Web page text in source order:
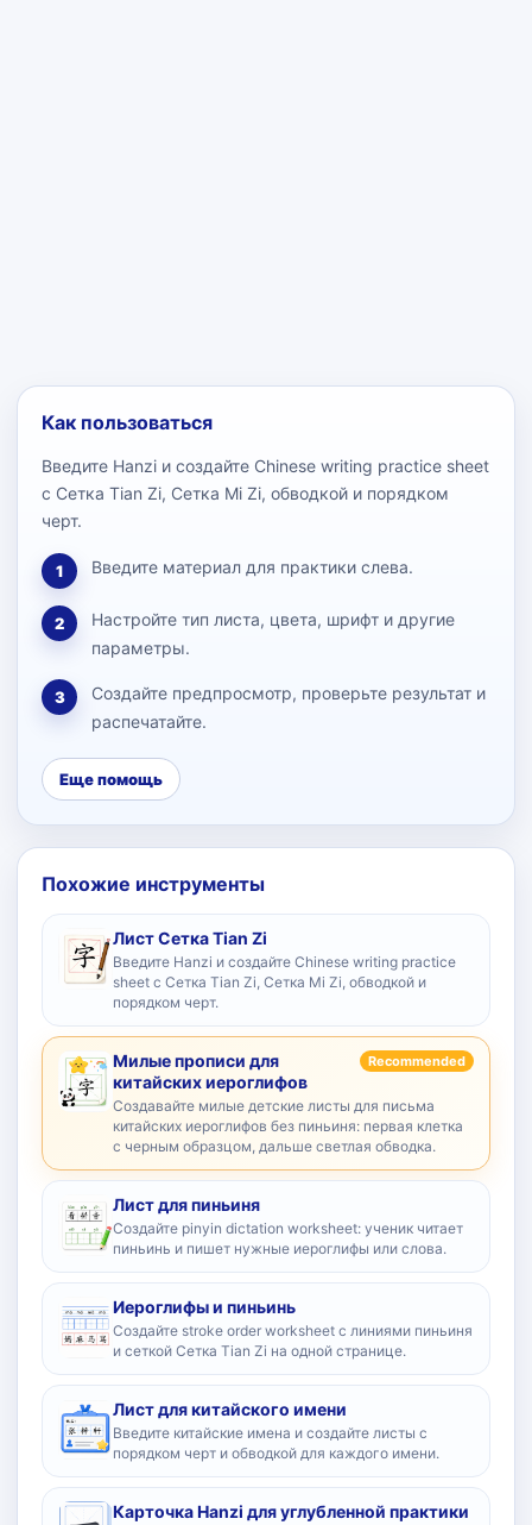
Как пользоваться
Введите Hanzi и создайте Chinese writing practice sheet
с Сетка Tian Zi, Сетка Mi Zi, обводкой и порядком
черт.
1 Введите материал для практики слева.
2
Настройте тип листа, цвета, шрифт и другие
параметры.
3
Создайте предпросмотр, проверьте результат и
распечатайте.
Еще помощь
Похожие инструменты
Лист Сетка Tian Zi
Введите Hanzi и создайте Chinese writing practice
sheet с Сетка Tian Zi, Сетка Mi Zi, обводкой и
порядком черт.
Милые прописи для
китайских иероглифов
Recommended
Создавайте милые детские листы для письма
китайских иероглифов без пиньиня: первая клетка
с черным образцом, дальше светлая обводка.
Лист для пиньиня
Создайте pinyin dictation worksheet: ученик читает
пиньинь и пишет нужные иероглифы или слова.
Иероглифы и пиньинь
Создайте stroke order worksheet с линиями пиньиня
и сеткой Сетка Tian Zi на одной странице.
Лист для китайского имени
Введите китайские имена и создайте листы с
порядком черт и обводкой для каждого имени.
Карточка Hanzi для углубленной практики